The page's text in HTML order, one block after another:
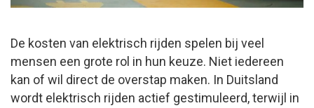
De kosten van elektrisch rijden spelen bij veel
mensen een grote rol in hun keuze. Niet iedereen
kan of wil direct de overstap maken. In Duitsland
wordt elektrisch rijden actief gestimuleerd, terwijl in